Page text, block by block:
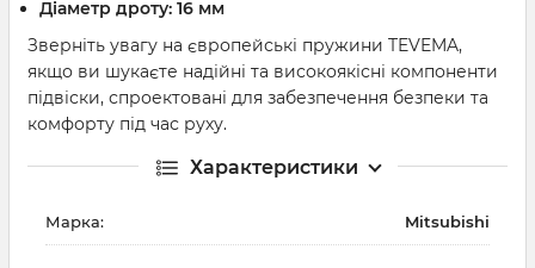
Діаметр дроту: 16 мм
Зверніть увагу на європейські пружини TEVEMA,
якщо ви шукаєте надійні та високоякісні компоненти
підвіски, спроектовані для забезпечення безпеки та
комфорту під час руху.
Характеристики
Марка: Mitsubishi